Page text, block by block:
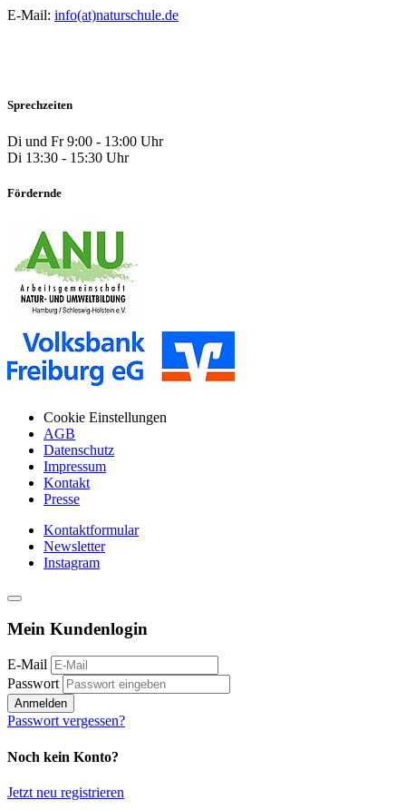
E-Mail: info(at)naturschule.de
Sprechzeiten
Di und Fr 9:00 - 13:00 Uhr
Di 13:30 - 15:30 Uhr
Fördernde
Cookie Einstellungen
AGB
Datenschutz
Impressum
Kontakt
Presse
Kontaktformular
Newsletter
Instagram
Mein Kundenlogin
E-Mail
Passwort
Anmelden
Passwort vergessen?
Noch kein Konto?
Jetzt neu registrieren